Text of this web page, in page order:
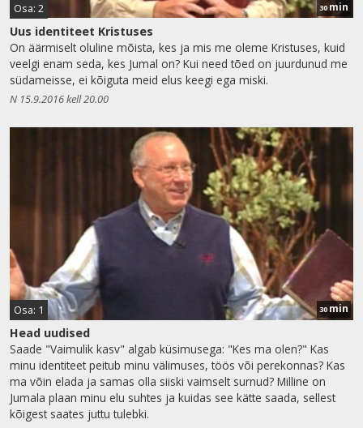
Osa: 2 30 min
Uus identiteet Kristuses
On äärmiselt oluline mõista, kes ja mis me oleme Kristuses, kuid
veelgi enam seda, kes Jumal on? Kui need tõed on juurdunud me
südameisse, ei kõiguta meid elus keegi ega miski.
N 15.9.2016 kell 20.00
Osa: 1 30 min
Head uudised
Saade "Vaimulik kasv" algab küsimusega: "Kes ma olen?" Kas
minu identiteet peitub minu välimuses, töös või perekonnas? Kas
ma võin elada ja samas olla siiski vaimselt surnud? Milline on
Jumala plaan minu elu suhtes ja kuidas see kätte saada, sellest
kõigest saates juttu tulebki.